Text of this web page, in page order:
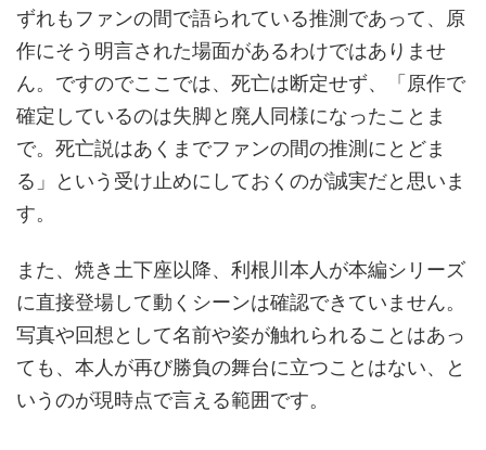
ずれもファンの間で語られている推測であって、原
作にそう明言された場面があるわけではありませ
ん。ですのでここでは、死亡は断定せず、「原作で
確定しているのは失脚と廃人同様になったことま
で。死亡説はあくまでファンの間の推測にとどま
る」という受け止めにしておくのが誠実だと思いま
す。
また、焼き土下座以降、利根川本人が本編シリーズ
に直接登場して動くシーンは確認できていません。
写真や回想として名前や姿が触れられることはあっ
ても、本人が再び勝負の舞台に立つことはない、と
いうのが現時点で言える範囲です。